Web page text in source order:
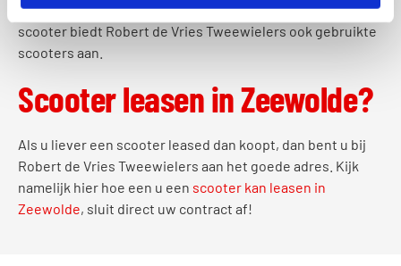
tweedehands scooter heeft in plaats van een nieuwe
scooter biedt Robert de Vries Tweewielers ook gebruikte
scooters aan.
Scooter leasen in Zeewolde?
Als u liever een scooter leased dan koopt, dan bent u bij
Robert de Vries Tweewielers aan het goede adres. Kijk
namelijk hier hoe een u een scooter kan leasen in
Zeewolde, sluit direct uw contract af!